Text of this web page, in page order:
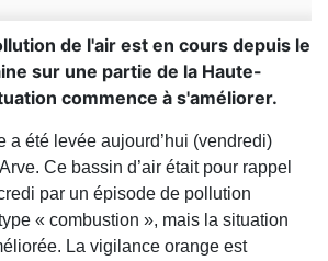
de l'air est en cours depuis le
sur une partie de la Haute-
commence à s'améliorer.
a été levée aujourd’hui (vendredi)
Ce bassin d’air était pour rappel
par un épisode de pollution
« combustion », mais la situation
La vigilance orange est